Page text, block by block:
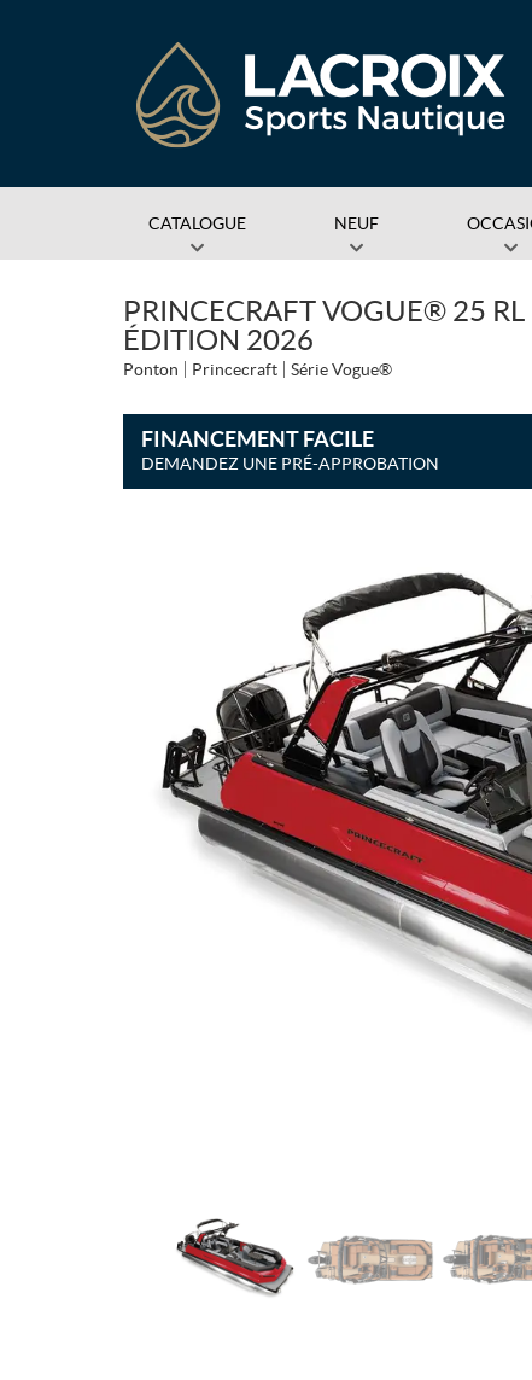
CATALOGUE NEUF
PRINCECRAFT VOGUE® 25 RL
ÉDITION 2026
Ponton Princecraft Série Vogue®
FINANCEMENT FACILE
DEMANDEZ UNE PRÉ-APPROBATION